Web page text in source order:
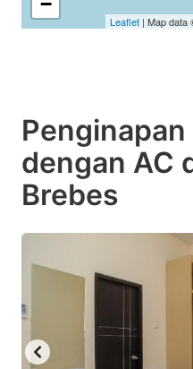
Leaflet | Map data
dengan AC
Brebes